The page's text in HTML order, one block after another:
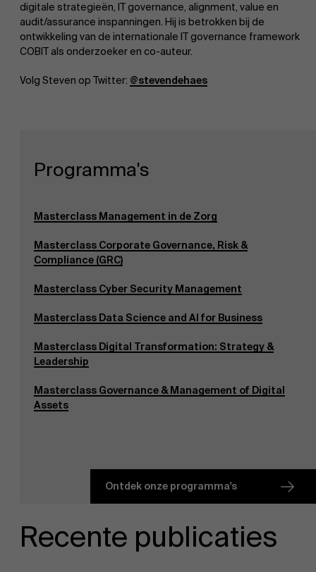
digitale strategieën, IT governance, alignment, value en
audit/assurance inspanningen. Hij is betrokken bij de
ontwikkeling van de internationale IT governance framework
COBIT als onderzoeker en co-auteur.
Volg Steven op Twitter: @stevendehaes
Programma's
Masterclass Management in de Zorg
Masterclass Corporate Governance, Risk &
Compliance (GRC)
Masterclass Cyber Security Management
Masterclass Data Science and AI for Business
Masterclass Digital Transformation: Strategy &
Leadership
Masterclass Governance & Management of Digital
Assets
Ontdek onze programma's
Recente publicaties